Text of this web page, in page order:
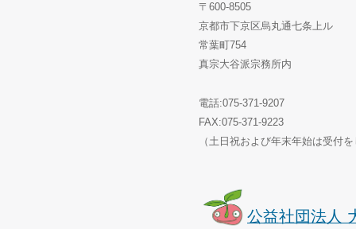
〒600-8505
京都市下京区烏丸通七条上ル
常葉町754
真宗大谷派宗務所内
電話:075-371-9207
FAX:075-371-9223
（土日祝および年末年始は受付
公益社団法人